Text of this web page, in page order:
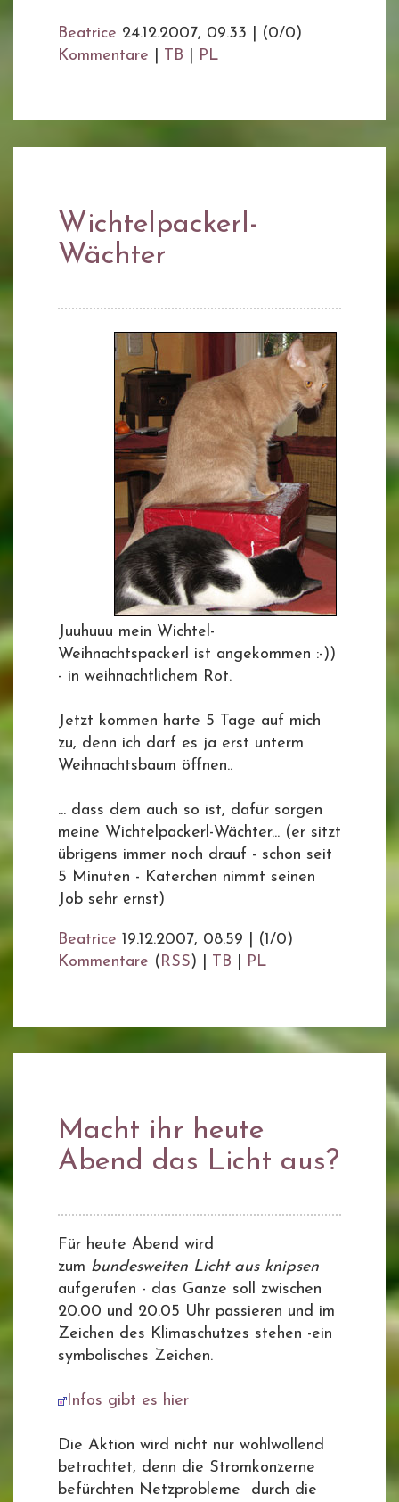
Beatrice 24.12.2007, 09.33
(0/0)
Kommentare
TB PL
Wichtelpackerl-
Wächter
Juuhuuu mein Wichtel-
Weihnachtspackerl ist angekommen :-))
- in weihnachtlichem Rot.
Jetzt kommen harte 5 Tage auf mich
zu, denn ich darf es ja erst unterm
Weihnachtsbaum öffnen..
... dass dem auch so ist, dafür sorgen
meine Wichtelpackerl-Wächter... (er sitzt
übrigens immer noch drauf - schon seit
5 Minuten - Katerchen nimmt seinen
Job sehr ernst)
Beatrice 19.12.2007, 08.59
(1/0)
Kommentare ( RSS) | TB PL
Macht ihr heute
Abend das Licht aus?
Für heute Abend wird
zum bundesweiten Licht aus knipsen
aufgerufen - das Ganze soll zwischen
20.00 und 20.05 Uhr passieren und im
Zeichen des Klimaschutzes stehen -ein
symbolisches Zeichen.
Infos gibt es hier
Die Aktion wird nicht nur wohlwollend
betrachtet, denn die Stromkonzerne
befürchten Netzprobleme durch die